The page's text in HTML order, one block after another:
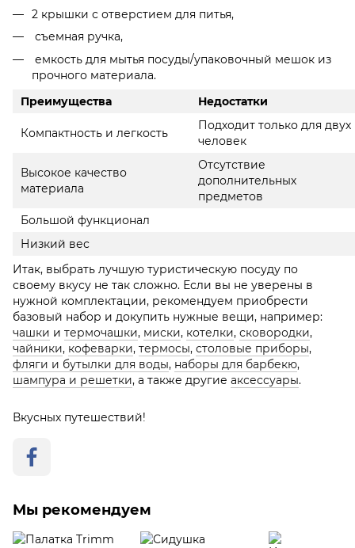
2 крышки с отверстием для питья,
съемная ручка,
емкость для мытья посуды/упаковочный мешок из
прочного материала.
Преимущества
Недостатки
Компактность и легкость
Подходит только для двух
человек
Высокое качество
материала
Отсутствие
дополнительных
предметов
Большой функционал
Низкий вес
Итак, выбрать лучшую туристическую посуду по
своему вкусу не так сложно. Если вы не уверены в
нужной комплектации, рекомендуем приобрести
базовый набор и докупить нужные вещи, например:
чашки и термочашки, миски, котелки, сковородки,
чайники, кофеварки, термосы, столовые приборы,
фляги и бутылки для воды, наборы для барбекю,
шампура и решетки, а также другие аксессуары.
Вкусных путешествий!
Мы рекомендуем